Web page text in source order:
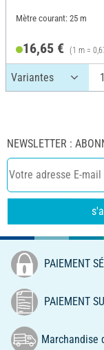
Mètre courant: 25 m
16,65 € (1 m =
NEWSLETTER :
PAIEMENT
PAIEMENT
Marchandise